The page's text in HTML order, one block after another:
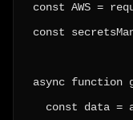
const AWS =
const
async function
const data =